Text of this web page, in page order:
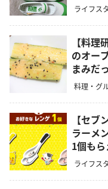
ライフス
【料理
のオー
まみだ
料理・グ
【セ
ラーメ
1個もら
ライフス